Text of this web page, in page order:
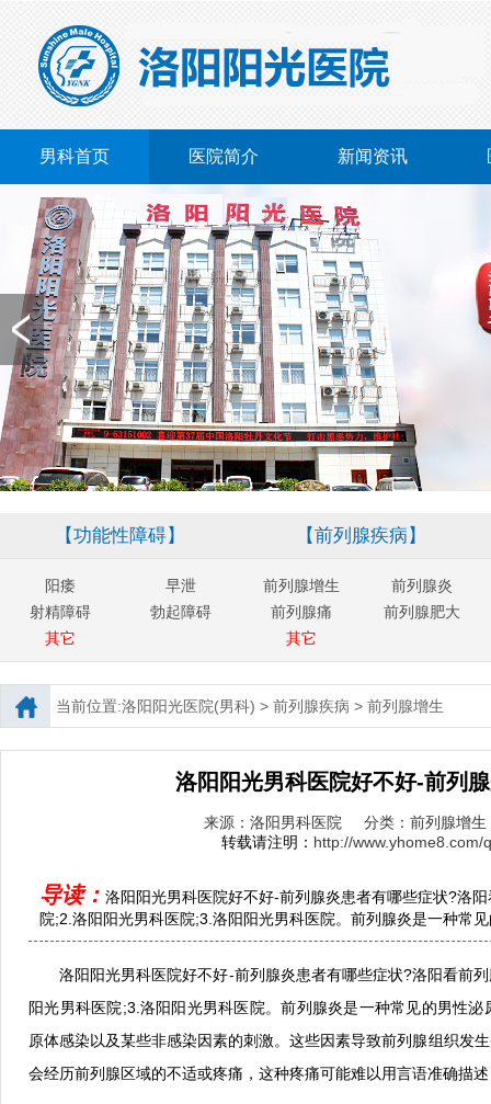
男科首页 医院简介 新闻资讯
【功能性障碍】
阳痿
早泄
射精障碍
勃起障碍
其它
【前列腺疾病】
前列腺增生
前列腺炎
前列腺痛
前列腺肥大
其它
当前位置:洛阳阳光医院(男科) > 前列腺疾病 > 前列腺增生
洛阳阳光男科医院好不好-前列
来源：洛阳男科医院
分类：前列腺增生
转载请注明： http://www.yhome8.com/
导读： 洛阳阳光男科医院好不好-前列腺炎患者有哪些症状?洛
院;2.洛阳阳光男科医院;3.洛阳阳光男科医院。前列腺炎是一种常
洛阳阳光男科医院好不好-前列腺炎患者有哪些症状?洛阳看前列
阳光男科医院;3.洛阳阳光男科医院。前列腺炎是一种常见的男性
原体感染以及某些非感染因素的刺激。这些因素导致前列腺组织发
会经历前列腺区域的不适或疼痛，这种疼痛可能难以用言语准确描